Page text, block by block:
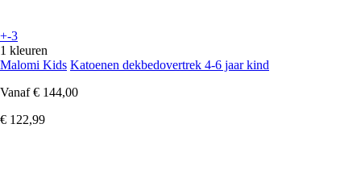
+-3
1 kleuren
Malomi Kids Katoenen dekbedovertrek 4-6 jaar kind
Vanaf € 144,00
€ 122,99